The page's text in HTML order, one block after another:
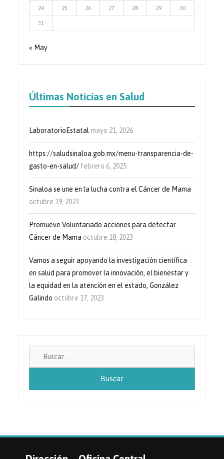
24 25 26 27 28 29 30
31
« May
Últimas Noticias en Salud
LaboratorioEstatal mayo 21, 2026
https://saludsinaloa.gob.mx/menu-transparencia-de-
gasto-en-salud/ febrero 6, 2025
Sinaloa se une en la lucha contra el Cáncer de Mama
octubre 19, 2023
Promueve Voluntariado acciones para detectar
Cáncer de Mama octubre 18, 2023
Vamos a seguir apoyando la investigación científica
en salud para promover la innovación, el bienestar y
la equidad en la atención en el estado, González
Galindo octubre 17, 2023